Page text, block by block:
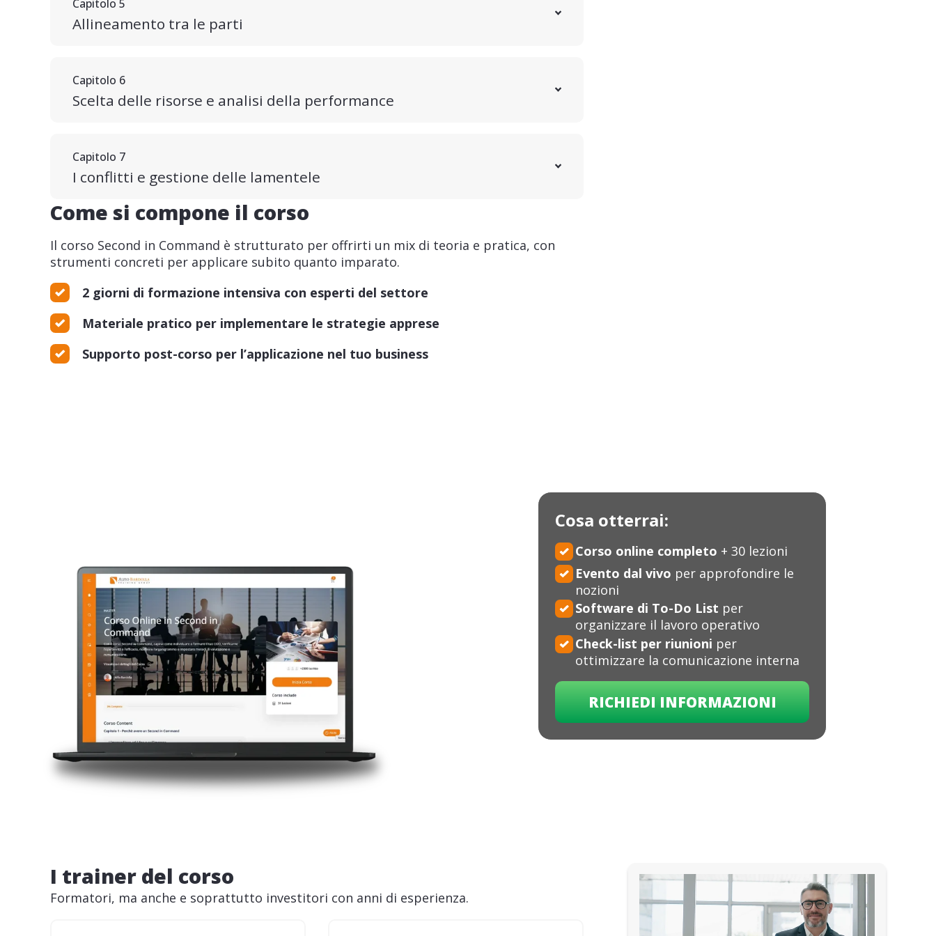
Capitolo 5
Allineamento tra le parti
Capitolo 6
Scelta delle risorse e analisi della performance
Capitolo 7
I conflitti e gestione delle lamentele
Come si compone il corso
Il corso Second in Command è strutturato per offrirti un mix di teoria e pratica, con
strumenti concreti per applicare subito quanto imparato.
2 giorni di formazione intensiva con esperti del settore
Materiale pratico per implementare le strategie apprese
Supporto post-corso per l’applicazione nel tuo business
Cosa otterrai:
Corso online completo + 30 lezioni
Evento dal vivo per approfondire le
nozioni
Software di To-Do List per
organizzare il lavoro operativo
Check-list per riunioni per
ottimizzare la comunicazione interna
RICHIEDI INFORMAZIONI
I trainer del corso
Formatori, ma anche e soprattutto investitori con anni di esperienza.